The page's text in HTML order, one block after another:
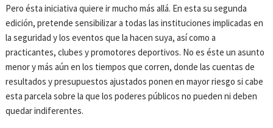
Pero ésta iniciativa quiere ir mucho más allá. En esta su segunda
edición, pretende sensibilizar a todas las instituciones implicadas en
la seguridad y los eventos que la hacen suya, así como a
practicantes, clubes y promotores deportivos. No es éste un asunto
menor y más aún en los tiempos que corren, donde las cuentas de
resultados y presupuestos ajustados ponen en mayor riesgo si cabe
esta parcela sobre la que los poderes públicos no pueden ni deben
quedar indiferentes.